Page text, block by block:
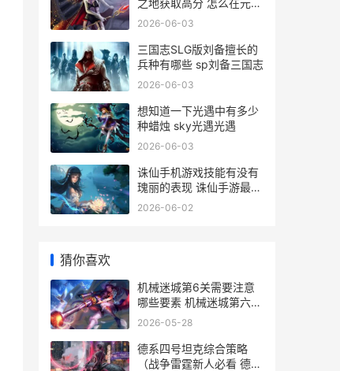
之地获取高分 怎么在元气
骑士获得粽叶枪
2026-06-03
三国志SLG版刘备擅长的
兵种有哪些 sp刘备三国志
2026-06-03
想知道一下光遇中有多少
种蜡烛 sky光遇光遇
2026-06-03
诛仙手机游戏技能有没有
瑰丽的表现 诛仙手游最新
攻略大全
2026-06-02
猜你喜欢
机械迷城第6关需要注意
哪些要素 机械迷城第六关
攻略视频
2026-05-28
德系四号坦克综合策略
（战争雷霆新人必看 德国